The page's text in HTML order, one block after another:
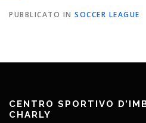
PUBBLICATO IN SOCCER LEAGUE
CENTRO SPORTIVO
CHARLY